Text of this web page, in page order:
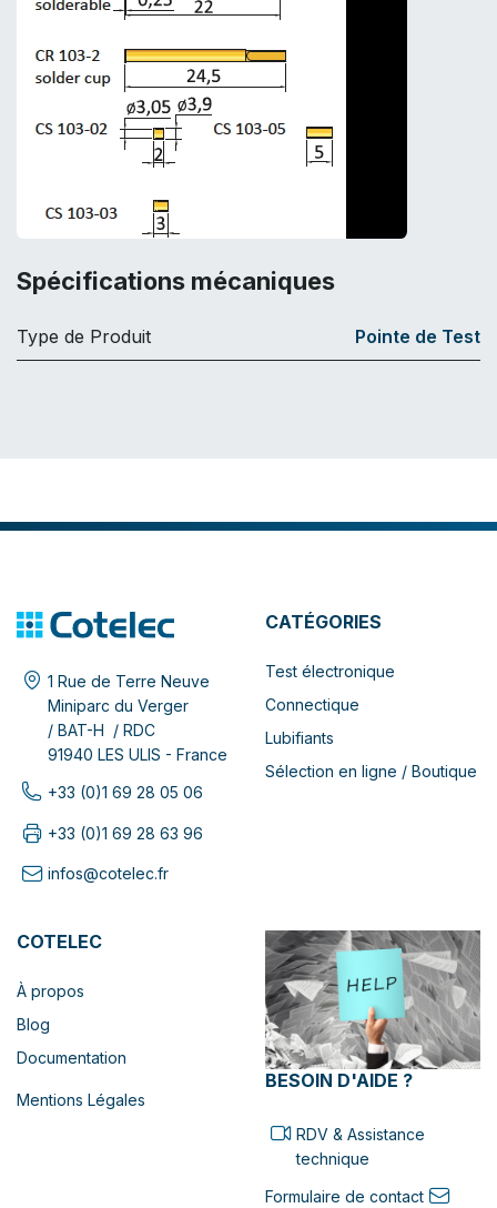
Spécifications mécaniques
Type de Produit Pointe de Test
1 Rue de Terre Neuve
Miniparc du Verger
/ BAT-H / RDC
91940 LES ULIS - France
+33 (0)1 69 28 05 06
+33 (0)1 69 28 63 96
infos@cotelec.fr
CATÉGORIES
Test électronique
Connectique
Lubifiants
Sélection en ligne / Boutique
COTELEC
À propos
Blog
Documentation
Mentions Légales
BESOIN D'AIDE ?
RDV & Assistance
technique
Formulaire de contact